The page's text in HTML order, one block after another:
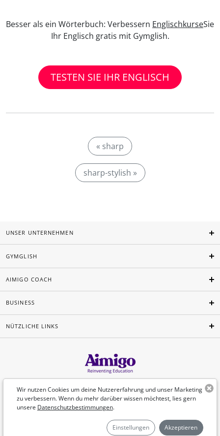
Besser als ein Wörterbuch: Verbessern EnglischkurseSie
Ihr Englisch gratis mit Gymglish.
TESTEN SIE IHR ENGLISCH
« sharp
sharp-stylish »
Wir nutzen Cookies um deine Nutzererfahrung und unser Marketing
zu verbessern. Wenn du mehr darüber wissen möchtest, lies gern
unsere Datenschutzbestimmungen.
Einstellungen Akzeptieren
UNSER UNTERNEHMEN
GYMGLISH
AIMIGO COACH
BUSINESS
NÜTZLICHE LINKS
Deutsch
©Aimigo 2026